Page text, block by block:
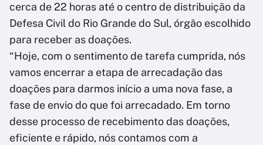
cerca de 22 horas até o centro de distribuição da
Defesa Civil do Rio Grande do Sul, órgão escolhido
para receber as doações.
“Hoje, com o sentimento de tarefa cumprida, nós
vamos encerrar a etapa de arrecadação das
doações para darmos início a uma nova fase, a
fase de envio do que foi arrecadado. Em torno
desse processo de recebimento das doações,
eficiente e rápido, nós contamos com a